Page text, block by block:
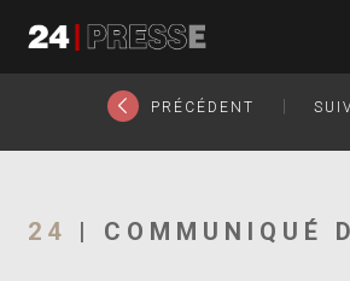
24Presse -
Communiqués de
PRÉCÉDENT
24 | COMMUNIQUÉ